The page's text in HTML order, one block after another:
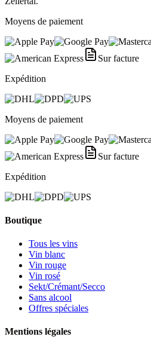
Moyens de paiement
Sur facture
Expédition
Moyens de paiement
Sur facture
Expédition
Boutique
Tous les vins
Vin blanc
Vin rouge
Vin rosé
Sekt/Crémant/Secco
Sans alcool
Offres spéciales
Mentions légales